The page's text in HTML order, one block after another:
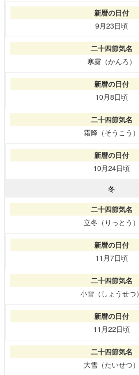
9月23日頃
寒露（かんろ）
10月8日頃
霜降（そうこう）
10月24日頃
冬
立冬（りっとう）
11月7日頃
小雪（しょうせつ）
11月22日頃
大雪（たいせつ）